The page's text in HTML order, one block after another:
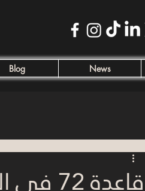
Blog News